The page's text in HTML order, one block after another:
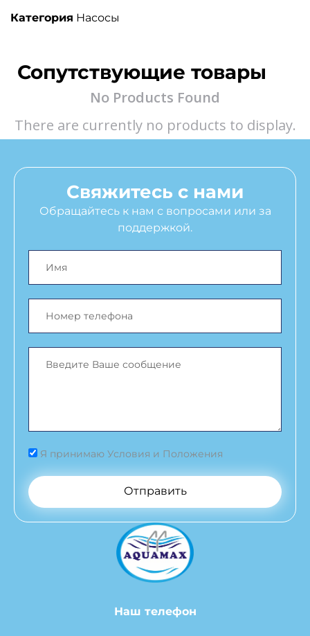
Категория Насосы
Сопутствующие товары
No Products Found
There are currently no products to display.
Свяжитесь с нами
Обращайтесь к нам с вопросами или за
поддержкой.
Я принимаю Условия и Положения
Отправить
Наш телефон